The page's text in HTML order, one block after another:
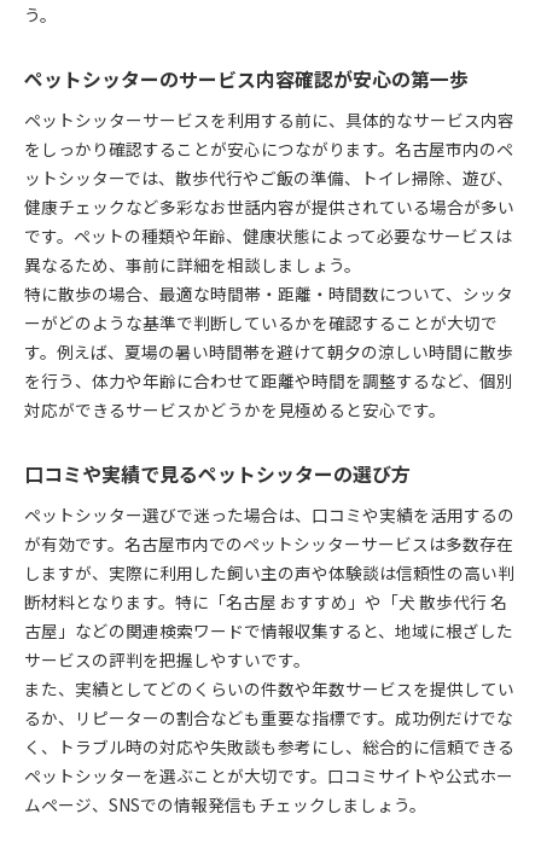
う。
ペットシッターのサービス内容確認が安心の第一歩
ペットシッターサービスを利用する前に、具体的なサービス内容
をしっかり確認することが安心につながります。名古屋市内のペ
ットシッターでは、散歩代行やご飯の準備、トイレ掃除、遊び、
健康チェックなど多彩なお世話内容が提供されている場合が多い
です。ペットの種類や年齢、健康状態によって必要なサービスは
異なるため、事前に詳細を相談しましょう。
特に散歩の場合、最適な時間帯・距離・時間数について、シッタ
ーがどのような基準で判断しているかを確認することが大切で
す。例えば、夏場の暑い時間帯を避けて朝夕の涼しい時間に散歩
を行う、体力や年齢に合わせて距離や時間を調整するなど、個別
対応ができるサービスかどうかを見極めると安心です。
口コミや実績で見るペットシッターの選び方
ペットシッター選びで迷った場合は、口コミや実績を活用するの
が有効です。名古屋市内でのペットシッターサービスは多数存在
しますが、実際に利用した飼い主の声や体験談は信頼性の高い判
断材料となります。特に「名古屋 おすすめ」や「犬 散歩代行 名
古屋」などの関連検索ワードで情報収集すると、地域に根ざした
サービスの評判を把握しやすいです。
また、実績としてどのくらいの件数や年数サービスを提供してい
るか、リピーターの割合なども重要な指標です。成功例だけでな
く、トラブル時の対応や失敗談も参考にし、総合的に信頼できる
ペットシッターを選ぶことが大切です。口コミサイトや公式ホー
ムページ、SNSでの情報発信もチェックしましょう。